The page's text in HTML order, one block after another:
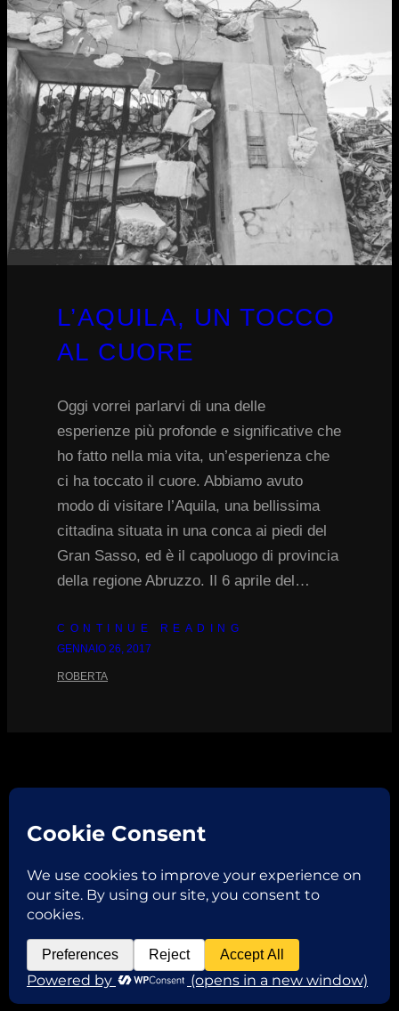
L’AQUILA, UN TOCCO
AL CUORE
Oggi vorrei parlarvi di una delle
esperienze più profonde e significative che
ho fatto nella mia vita, un’esperienza che
ci ha toccato il cuore. Abbiamo avuto
modo di visitare l’Aquila, una bellissima
cittadina situata in una conca ai piedi del
Gran Sasso, ed è il capoluogo di provincia
della regione Abruzzo. Il 6 aprile del…
CONTINUE READING
GENNAIO 26, 2017
ROBERTA
FacebookInstagram
Copyright © 2026 ROBERTA VAGLIANI
sull’Oglio -MN- | TEL. +39 3331488746